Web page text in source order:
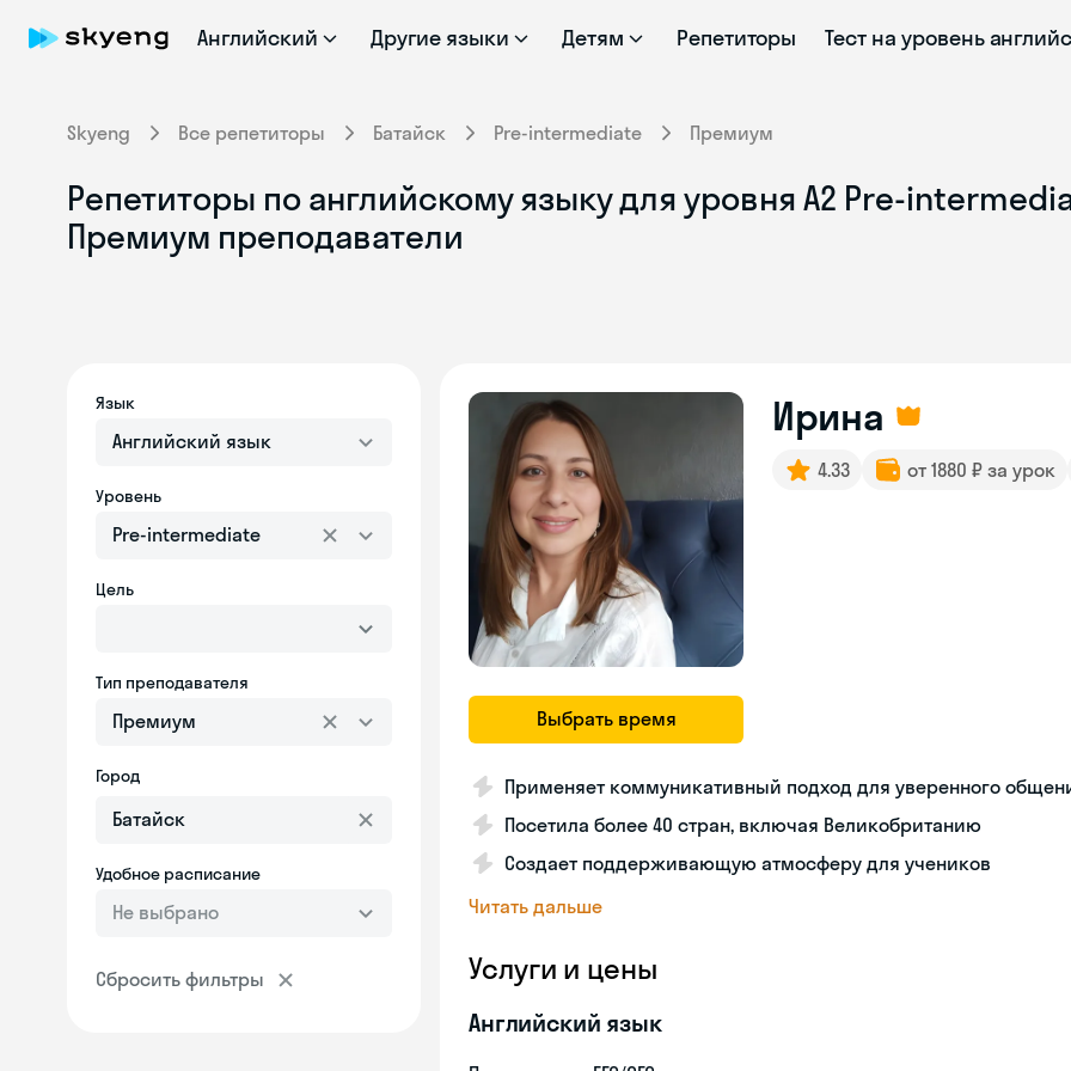
Английский Другие языки Детям Репетиторы Тест на уровень
Skyeng Все репетиторы Батайск Pre-intermediate Премиум
Репетиторы по английскому языку для уровня A2 Pre-
Премиум преподаватели
Язык
Английский язык
Уровень
Pre-intermediate
Цель
Тип преподавателя
Премиум
Город
Удобное расписание
Не выбрано
Сбросить фильтры
Выбрать время
Ирина
4.33 от 1880 ₽ за урок
Применяет коммуникативный подход для уверенного
Посетила более 40 стран, включая Великобританию
Создает поддерживающую атмосферу для учеников
Читать дальше
Услуги и цены
Английский язык